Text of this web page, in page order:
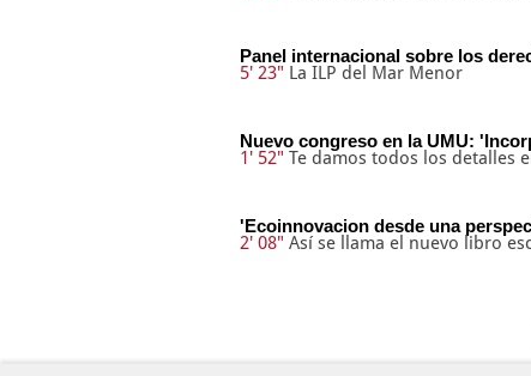
Panel internacional sobre los
5' 23" La ILP del Mar Menor
Nuevo congreso en la UMU:
1' 52" Te damos todos los detalles
'Ecoinnovacion desde una
2' 08" Así se llama el nuevo libro